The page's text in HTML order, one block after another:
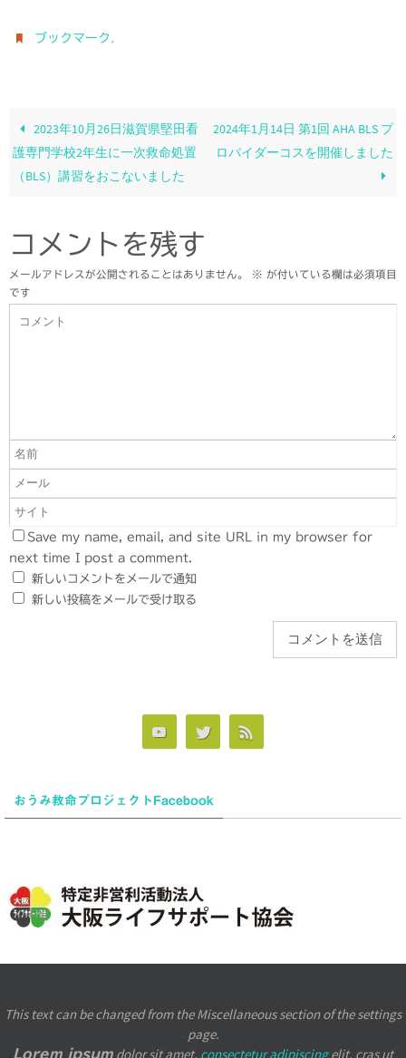
ブックマーク
2023年10月26日滋賀県堅田看
護専門学校2年生に一次救命処置
（BLS）講習をおこないました
2024年1月14日 第1回 AHA BLS プ
ロバイダーコスを開催しました
コメントを残す
メールアドレスが公開されることはありません。 ※ が付いている欄は必須項目
です
Save my name, email, and site URL in my browser for
next time I post a comment.
新しいコメントをメールで通知
新しい投稿をメールで受け取る
おうみ救命プロジェクトFacebook
This text can be changed from the Miscellaneous section of the settings
page.
Lorem ipsum dolor sit amet, consectetur adipiscingelit, cras ut